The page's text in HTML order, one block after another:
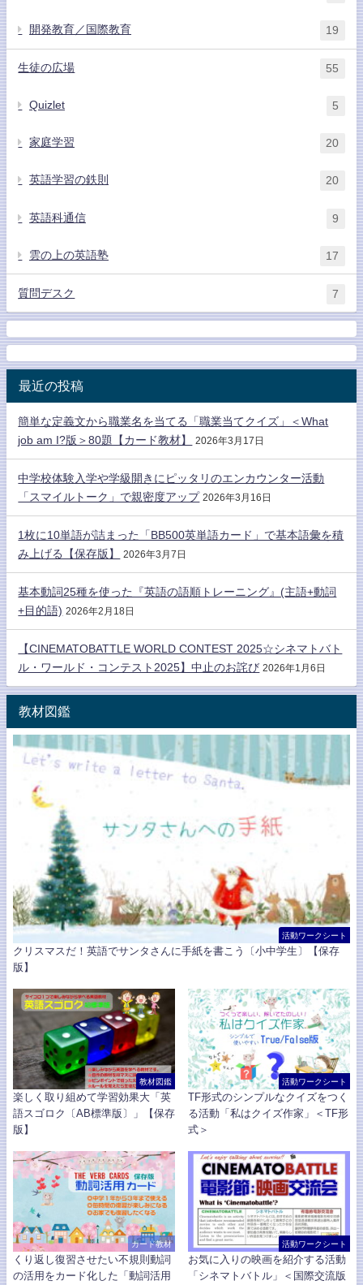
開発教育／国際教育 19
生徒の広場 55
Quizlet 5
家庭学習 20
英語学習の鉄則 20
英語科通信 9
雲の上の英語塾 17
質問デスク 7
最近の投稿
簡単な定義文から職業名を当てる「職業当てクイズ」＜What
job am I?版＞80題【カード教材】
2026年3月17日
中学校体験入学や学級開きにピッタリのエンカウンター活動
「スマイルトーク」で親密度アップ 2026年3月16日
1枚に10単語が詰まった「BB500英単語カード」で基本語彙を積
み上げる【保存版】
2026年3月7日
基本動詞25種を使った『英語の語順トレーニング』(主語+動詞
+目的語) 2026年2月18日
【CINEMATOBATTLE WORLD CONTEST 2025☆シネマトバト
ル・ワールド・コンテスト2025】中止のお詫び 2026年1月6日
教材図鑑
活動ワークシート
クリスマスだ！英語でサンタさんに手紙を書こう〔小中学生〕【保存
版】
教材図鑑
楽しく取り組めて学習効果大「英
語スゴロク〔AB標準版〕」【保存
版】
活動ワークシート
TF形式のシンプルなクイズをつく
る活動「私はクイズ作家」＜TF形
式＞
カード教材
くり返し復習させたい不規則動詞
の活用をカード化した「動詞活用
活動ワークシート
お気に入りの映画を紹介する活動
「シネマトバトル」＜国際交流版